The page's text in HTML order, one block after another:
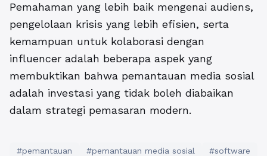
Pemahaman yang lebih baik mengenai audiens,
pengelolaan krisis yang lebih efisien, serta
kemampuan untuk kolaborasi dengan
influencer adalah beberapa aspek yang
membuktikan bahwa pemantauan media sosial
adalah investasi yang tidak boleh diabaikan
dalam strategi pemasaran modern.
#pemantauan #pemantauan media sosial
#software